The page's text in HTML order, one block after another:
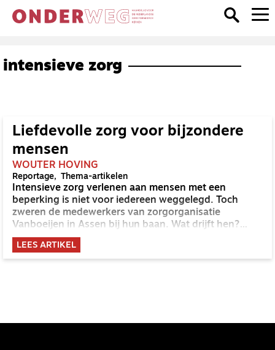
intensieve zorg
Liefdevolle zorg voor bijzondere
mensen
WOUTER HOVING
Reportage Thema-artikelen
Intensieve zorg verlenen aan mensen met een
beperking is niet voor iedereen weggelegd. Toch
zweren de medewerkers van zorgorganisatie
Vanboeijen in Assen bij hun baan. Wat drijft hen?
‘Elke persoon is zijn eigen puzzeltje.’
LEES ARTIKEL